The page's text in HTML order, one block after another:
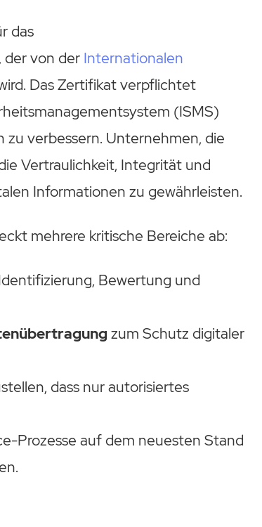
das
der von der Internationalen
Das Zertifikat verpflichtet
(ISMS)
verbessern. Unternehmen, die
Vertraulichkeit, Integrität und
Informationen zu gewährleisten.
mehrere kritische Bereiche ab:
Bewertung und
zum Schutz digitaler
dass nur autorisiertes
Prozesse auf dem neuesten Stand